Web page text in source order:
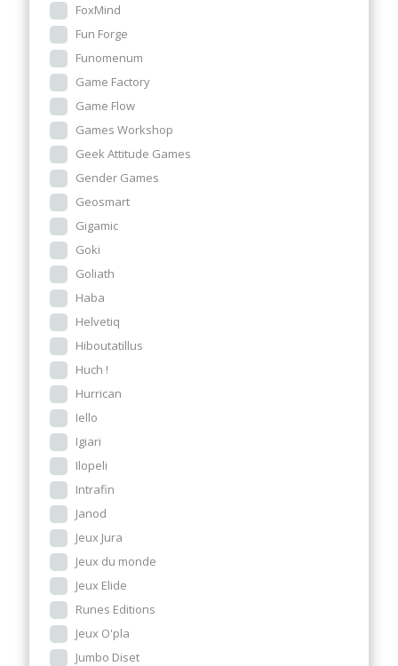
FoxMind
Fun Forge
Funomenum
Game Factory
Game Flow
Games Workshop
Geek Attitude Games
Gender Games
Geosmart
Gigamic
Goki
Goliath
Haba
Helvetiq
Hiboutatillus
Huch !
Hurrican
Iello
Igiari
Ilopeli
Intrafin
Janod
Jeux Jura
Jeux du monde
Jeux Elide
Runes Editions
Jeux O'pla
Jumbo Diset